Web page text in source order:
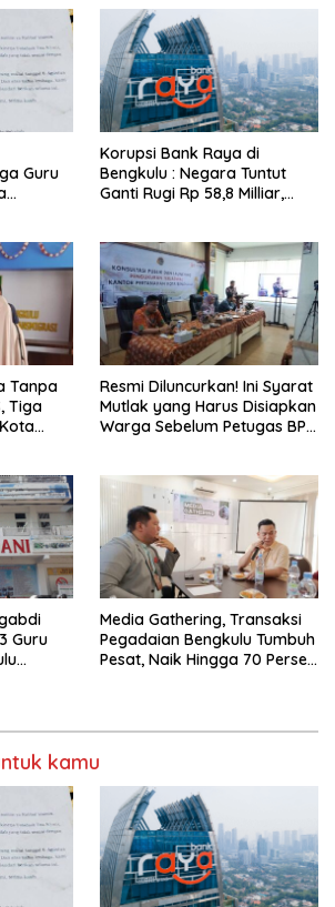
Guru
Korupsi Bank Raya di
Bengkulu : Negara Tuntut
Ganti Rugi Rp 58,8 Milliar,
Tanpa
Tiga
Resmi Diluncurkan! Ini Syarat
Mutlak yang Harus Disiapkan
Warga Sebelum Petugas BPN
Guru
Media Gathering, Transaksi
Pegadaian Bengkulu Tumbuh
Pesat, Naik Hingga 70 Persen
kamu